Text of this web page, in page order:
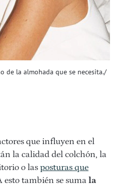
de la almohada que se necesita./
que influyen en el
la calidad del colchón, la
o las posturas que
esto también se suma la